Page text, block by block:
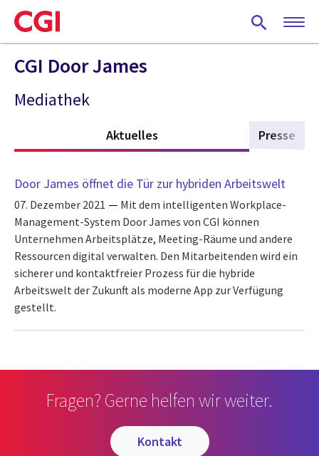
Skip
to
main
content
CGI Door James
Mediathek
Aktuelles Presse
Door James öffnet die Tür zur hybriden Arbeitswelt
07. Dezember 2021
Mit dem intelligenten Workplace-
Management-System Door James von CGI können
Unternehmen Arbeitsplätze, Meeting-Räume und andere
Ressourcen digital verwalten. Den Mitarbeitenden wird ein
sicherer und kontaktfreier Prozess für die hybride
Arbeitswelt der Zukunft als moderne App zur Verfügung
gestellt.
Fragen? Gerne helfen wir weiter.
kontakt